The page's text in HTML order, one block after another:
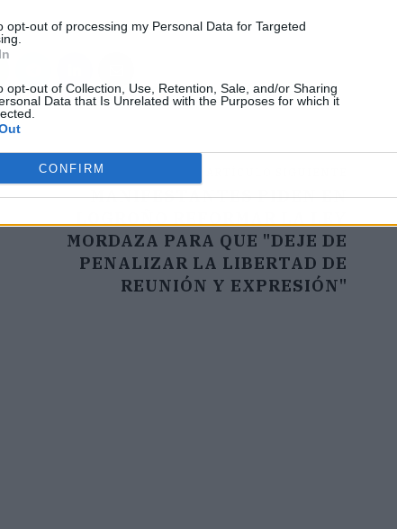
opt-out of processing my Personal Data for Targeted
opt-out of Collection, Use, Retention, Sale, and/or Sharing
Data that Is Unrelated with the Purposes for which it
CONFIRM
MANIFESTANTES PIDEN EN
MORDAZA PARA QUE "DEJE DE
PENALIZAR LA LIBERTAD DE
REUNIÓN Y EXPRESIÓN"